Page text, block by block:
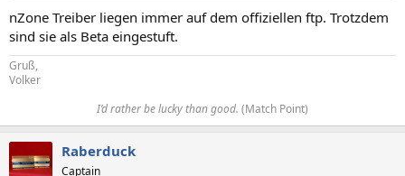
nZone Treiber liegen immer auf dem offiziellen ftp. Trotzdem
sind sie als Beta eingestuft.
Gruß,
Volker
I’d rather be lucky than good. (Match Point)​
Raberduck
Captain